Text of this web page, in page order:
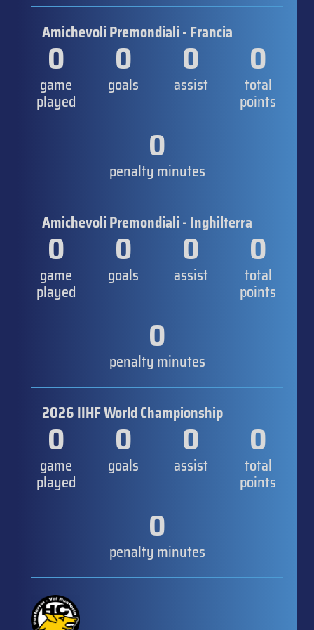
Amichevoli Premondiali - Francia
0
game
played
0
goals
0
assist
0
total
points
0
penalty minutes
Amichevoli Premondiali - Inghilterra
0
game
played
0
goals
0
assist
0
total
points
0
penalty minutes
2026 IIHF World Championship
0
game
played
0
goals
0
assist
0
total
points
0
penalty minutes